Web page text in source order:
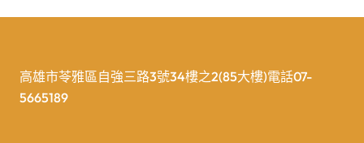
高雄市苓雅區自強三路3號34樓之2(85大樓)電話07-
5665189